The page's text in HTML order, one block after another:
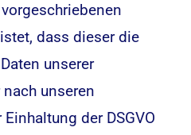
dass dieser die
unserer
unseren
der DSGVO